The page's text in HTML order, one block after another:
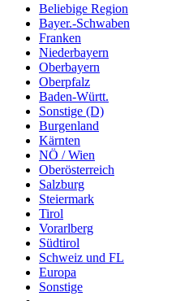
Beliebige Region
Bayer.-Schwaben
Franken
Niederbayern
Oberbayern
Oberpfalz
Baden-Württ.
Sonstige (D)
Burgenland
Kärnten
NÖ / Wien
Oberösterreich
Salzburg
Steiermark
Tirol
Vorarlberg
Südtirol
Schweiz und FL
Europa
Sonstige